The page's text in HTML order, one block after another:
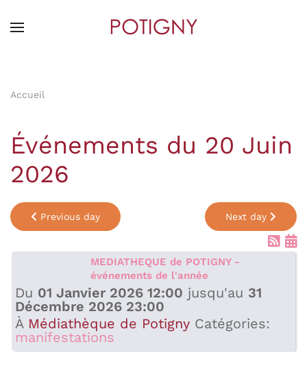
content
Accueil
Événements du 20 Juin
2026
Previous day Next day
MEDIATHEQUE de POTIGNY -
événements de l'année
Du 01 Janvier 2026 12:00 jusqu'au 31
Décembre 2026 23:00
À Médiathèque de Potigny Catégories:
manifestations